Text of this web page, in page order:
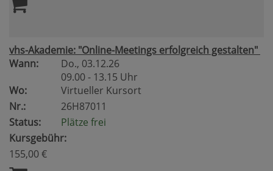
vhs-Akademie: "Online-Meetings erfolgreich gestalten"
Wann:
Do., 03.12.26
09.00 - 13.15 Uhr
Wo:
Virtueller Kursort
Nr.:
26H87011
Status:
Plätze frei
Kursgebühr:
155,00 €